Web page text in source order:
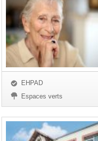
EHPAD
Espaces verts